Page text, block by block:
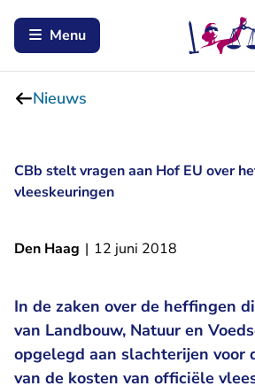
Menu
Nieuws
CBb stelt vragen aan Hof EU over
vleeskeuringen
Den Haag | 12 juni 2018
In de zaken over de heffingen
van Landbouw, Natuur en
opgelegd aan slachterijen voor
van de kosten van officiële